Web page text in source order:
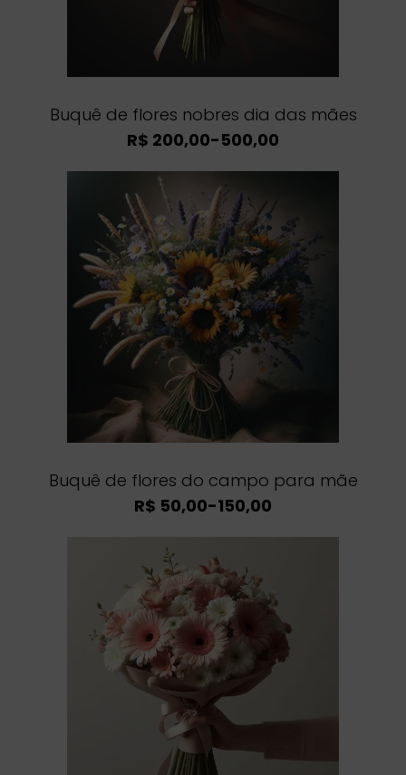
Buquê de flores nobres dia das mães
R$ 200,00-500,00
Buquê de flores do campo para mãe
R$ 50,00-150,00